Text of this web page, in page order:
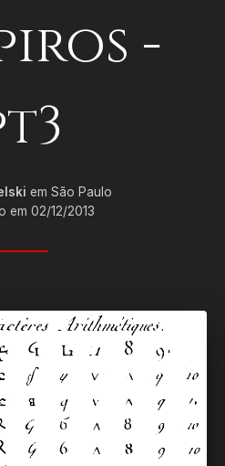
-
em São Paulo
em 02/12/2013